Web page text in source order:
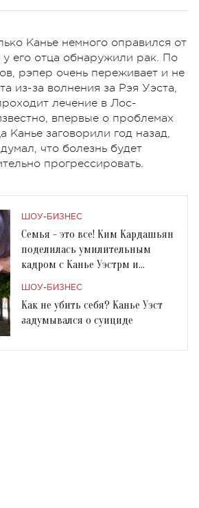
Канье немного оправился от
его отца обнаружили рак. По
рэпер очень переживает и не
из-за волнения за Рэя Уэста,
лечение в Лос-
впервые о проблемах
Канье заговорили год назад,
что болезнь будет
прогрессировать.
ШОУ-БИЗНЕС
Семья - это все! Ким Кардашьян
поделилась умилительным
кадром с Канье Уэстрм и
ШОУ-БИЗНЕС
Как не убить себя? Канье Уэст
задумывался о суициде